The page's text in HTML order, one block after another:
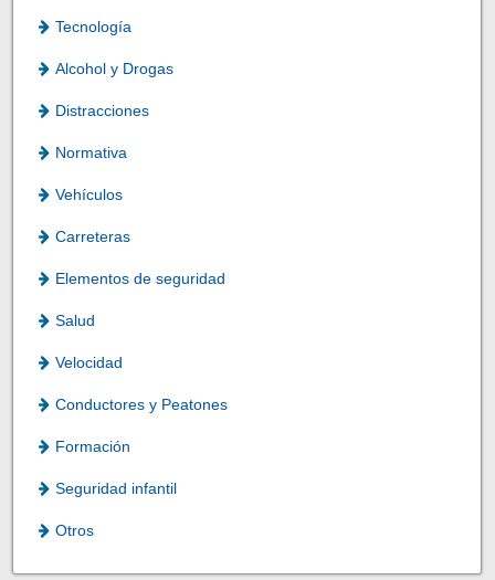
Tecnología
Alcohol y Drogas
Distracciones
Normativa
Vehículos
Carreteras
Elementos de seguridad
Salud
Velocidad
Conductores y Peatones
Formación
Seguridad infantil
Otros